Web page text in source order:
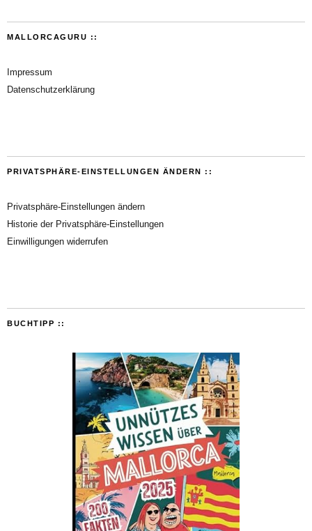
MALLORCAGURU ::
Impressum
Datenschutzerklärung
PRIVATSPHÄRE-EINSTELLUNGEN ÄNDERN ::
Privatsphäre-Einstellungen ändern
Historie der Privatsphäre-Einstellungen
Einwilligungen widerrufen
BUCHTIPP ::